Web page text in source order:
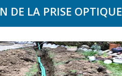
DE LA PRISE OPTIQUE